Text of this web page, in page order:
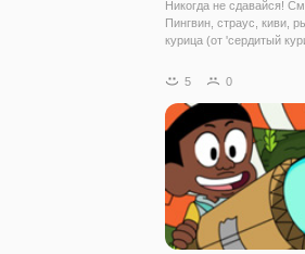
Никогда не сдавайся!
Пингвин, страус, киви,
курица (от 'сердитый
лететь к своей мечте,
Их крылья могут быть
5 0